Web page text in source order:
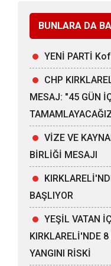
BUNLARA DA
YENİ PARTİ
CHP
MESAJ: "45 GÜN
VİZE VE
BİRLİĞİ MESAJI
BAŞLIYOR
YEŞİL VATAN
KIRKLARELİ'NDE
YANGINI RİSKİ